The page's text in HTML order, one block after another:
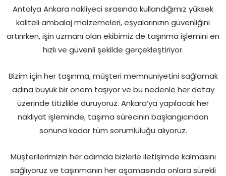
Antalya Ankara nakliyeci sırasında kullandığımız yüksek
kaliteli ambalaj malzemeleri, eşyalarınızın güvenliğini
artırırken, işin uzmanı olan ekibimiz de taşınma işlemini en
hızlı ve güvenli şekilde gerçekleştiriyor.
Bizim için her taşınma, müşteri memnuniyetini sağlamak
adına büyük bir önem taşıyor ve bu nedenle her detay
üzerinde titizlikle duruyoruz. Ankara’ya yapılacak her
nakliyat işleminde, taşıma sürecinin başlangıcından
sonuna kadar tüm sorumluluğu alıyoruz.
Müşterilerimizin her adımda bizlerle iletişimde kalmasını
sağlıyoruz ve taşınmanın her aşamasında onlara sürekli